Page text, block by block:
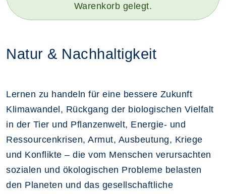
Warenkorb gelegt.
Natur & Nachhaltigkeit
Lernen zu handeln für eine bessere Zukunft
Klimawandel, Rückgang der biologischen Vielfalt
in der Tier und Pflanzenwelt, Energie- und
Ressourcenkrisen, Armut, Ausbeutung, Kriege
und Konflikte – die vom Menschen verursachten
sozialen und ökologischen Probleme belasten
den Planeten und das gesellschaftliche